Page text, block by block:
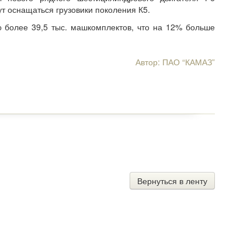
грузовики поколения К5.
39,5 тыс. машкомплектов, что на 12% больше
Автор: ПАО “КАМАЗ”
Вернуться в ленту